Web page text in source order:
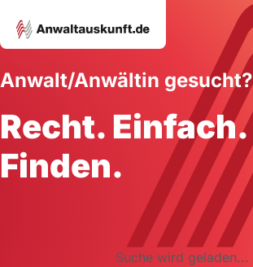
Anwalt/Anwältin gesucht?
Recht. Einfach.
Finden.
Suche wird geladen...